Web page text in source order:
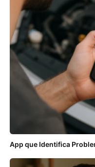
App que Identifica